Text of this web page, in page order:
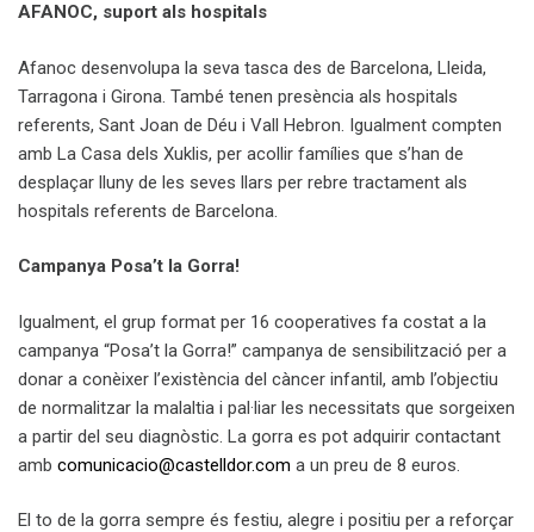
AFANOC, suport als hospitals
Afanoc desenvolupa la seva tasca des de Barcelona, Lleida,
Tarragona i Girona. També tenen presència als hospitals
referents, Sant Joan de Déu i Vall Hebron. Igualment compten
amb La Casa dels Xuklis, per acollir famílies que s’han de
desplaçar lluny de les seves llars per rebre tractament als
hospitals referents de Barcelona.
Campanya Posa’t la Gorra!
Igualment, el grup format per 16 cooperatives fa costat a la
campanya “Posa’t la Gorra!” campanya de sensibilització per a
donar a conèixer l’existència del càncer infantil, amb l’objectiu
de normalitzar la malaltia i pal·liar les necessitats que sorgeixen
a partir del seu diagnòstic. La gorra es pot adquirir contactant
amb comunicacio@castelldor.com a un preu de 8 euros.
El to de la gorra sempre és festiu, alegre i positiu per a reforçar